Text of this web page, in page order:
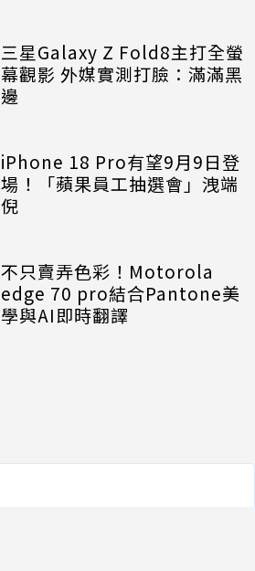
三星Galaxy Z Fold8主打全螢
幕觀影 外媒實測打臉：滿滿黑
邊
iPhone 18 Pro有望9月9日登
場！「蘋果員工抽選會」洩端
倪
不只賣弄色彩！Motorola
edge 70 pro結合Pantone美
學與AI即時翻譯